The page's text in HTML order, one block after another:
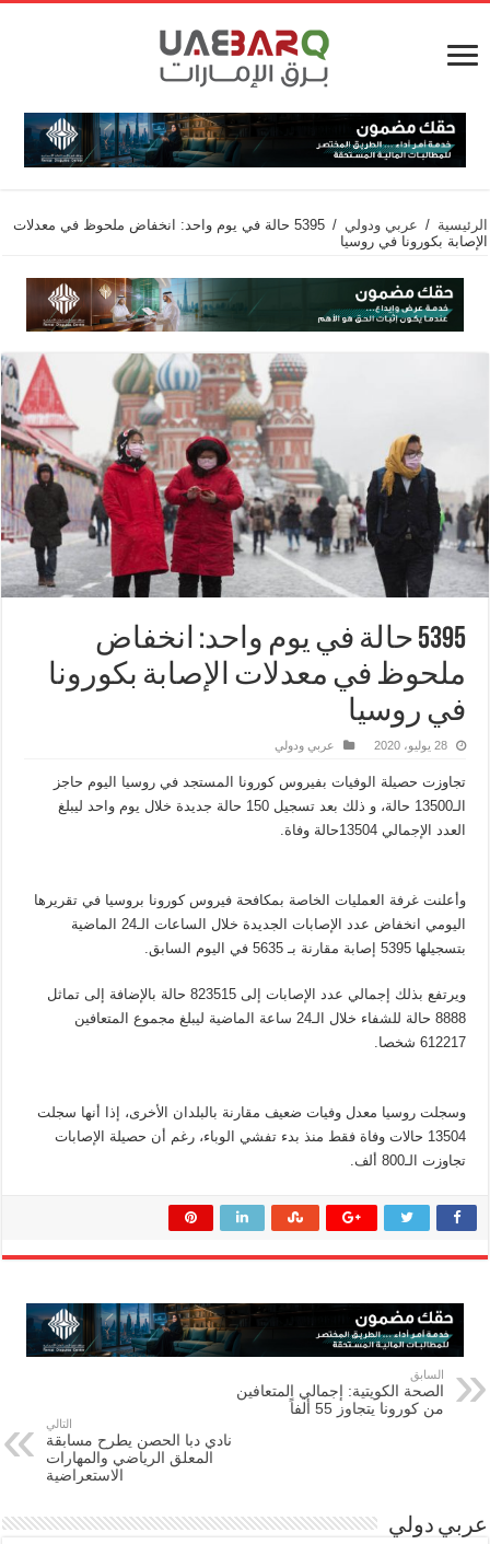
الرئيسية / عربي ودولي /
5395 حالة في يوم واحد: انخفاض ملحوظ في معدلات
الإصابة بكورونا في روسيا
5395 حالة في يوم واحد: انخفاض
ملحوظ في معدلات الإصابة بكورونا
في روسيا
28 يوليو، 2020 عربي ودولي
تجاوزت حصيلة الوفيات بفيروس كورونا المستجد في روسيا اليوم حاجز
الـ13500 حالة، و ذلك بعد تسجيل 150 حالة جديدة خلال يوم واحد ليبلغ
العدد الإجمالي 13504حالة وفاة.
وأعلنت غرفة العمليات الخاصة بمكافحة فيروس كورونا بروسيا في تقريرها
اليومي انخفاض عدد الإصابات الجديدة خلال الساعات الـ24 الماضية
بتسجيلها 5395 إصابة مقارنة بـ 5635 في اليوم السابق.
ويرتفع بذلك إجمالي عدد الإصابات إلى 823515 حالة بالإضافة إلى تماثل
8888 حالة للشفاء خلال الـ24 ساعة الماضية ليبلغ مجموع المتعافين
612217 شخصا.
وسجلت روسيا معدل وفيات ضعيف مقارنة بالبلدان الأخرى، إذا أنها سجلت
13504 حالات وفاة فقط منذ بدء تفشي الوباء، رغم أن حصيلة الإصابات
تجاوزت الـ800 ألف.
السابق
الصحة الكويتية: إجمالي المتعافين
من كورونا يتجاوز 55 ألفاً
التالي
نادي دبا الحصن يطرح مسابقة
المعلق الرياضي والمهارات
الاستعراضية
عربي دولي